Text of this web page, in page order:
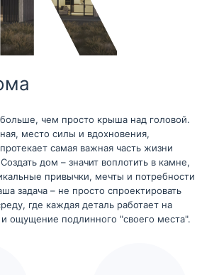
чем просто крыша над головой.
место силы и вдохновения,
самая важная часть жизни
дом – значит воплотить в камне,
привычки, мечты и потребности
задача – не просто спроектировать
где каждая деталь работает на
и ощущение подлинного "своего места".